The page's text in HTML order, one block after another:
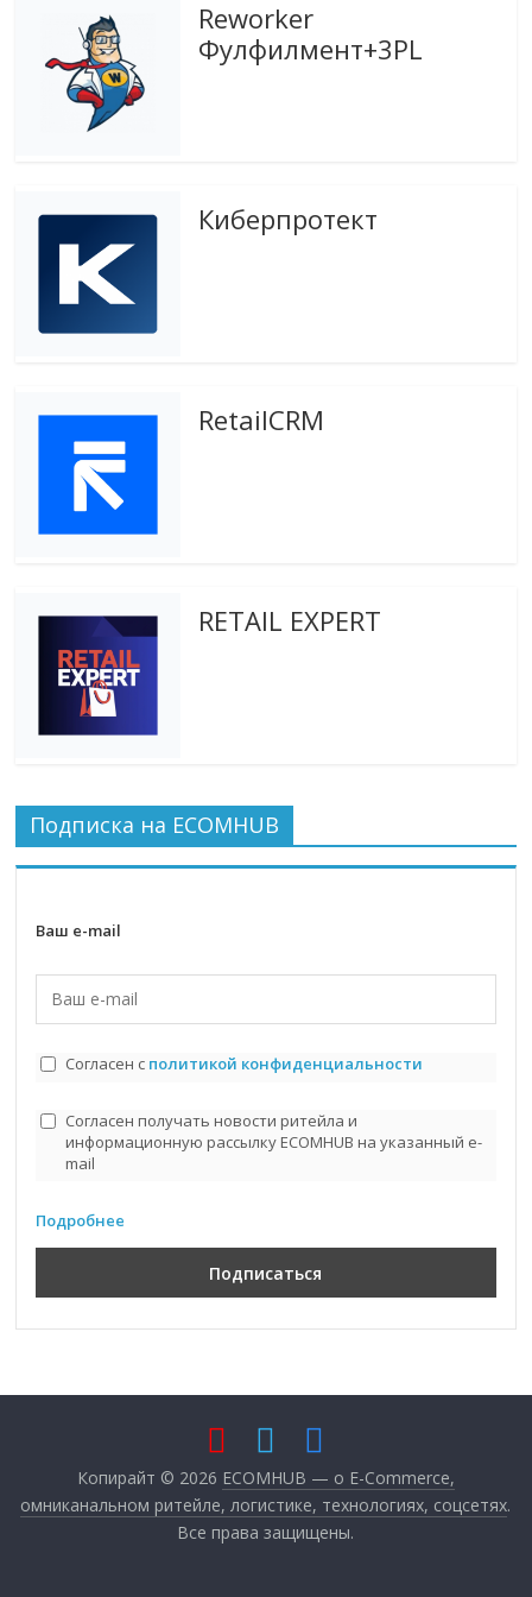
изменения
читателем.
Reworker
Фулфилмент+3PL
Киберпротект
RetailCRM
RETAIL EXPERT
Подписка на ECOMHUB
Ваш e-mail
Согласен с политикой конфиденциальности
Согласен получать новости ритейла и
информационную рассылку ECOMHUB на указанный e-
mail
Подробнее
Копирайт © 2026 ECOMHUB — о E-Commerce,
омниканальном ритейле, логистике, технологиях, соцсетях.
Все права защищены.